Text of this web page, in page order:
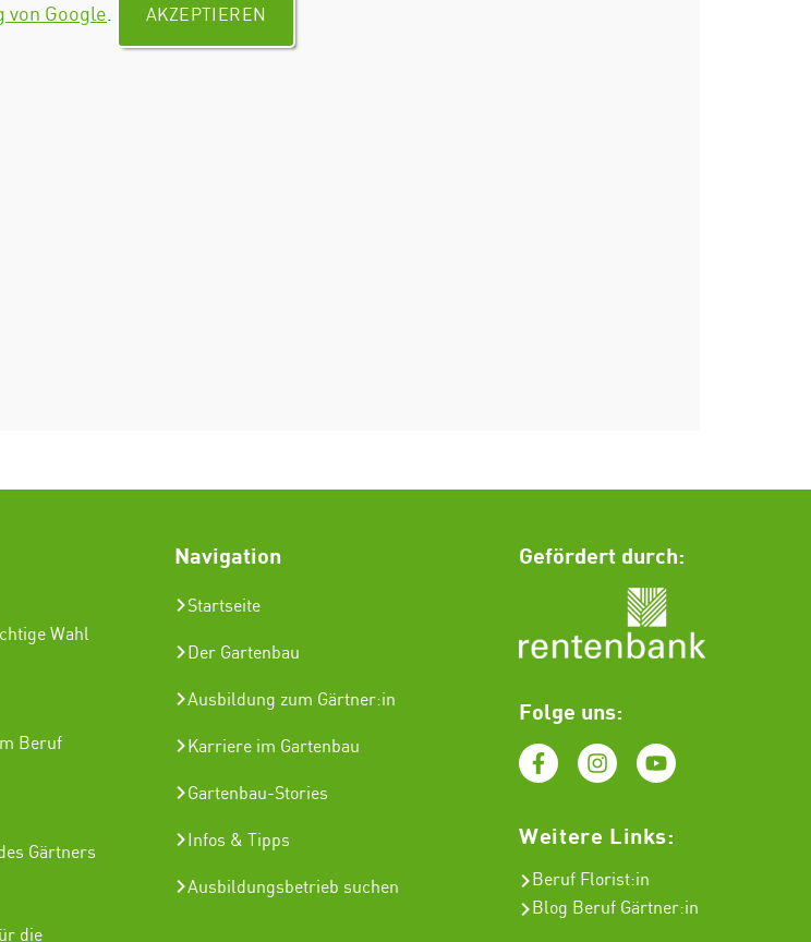
von Google AKZEPTIEREN
Wahl
Beruf
Gärtners
die
Navigation
Startseite
Der Gartenbau
Ausbildung zum Gärtner:in
Karriere im Gartenbau
Gartenbau-Stories
Infos & Tipps
Ausbildungsbetrieb suchen
Gefördert durch:
Folge uns:
Weitere Links:
Beruf Florist:in
Blog Beruf Gärtner:in